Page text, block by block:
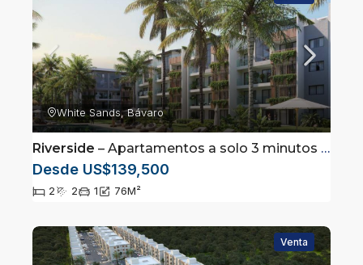
White Sands, Bávaro
Riverside – Apartamentos a solo 3 minutos de la playa de White Sands Punta Cana
Desde US$139,500
2 2 1 76M²
Venta